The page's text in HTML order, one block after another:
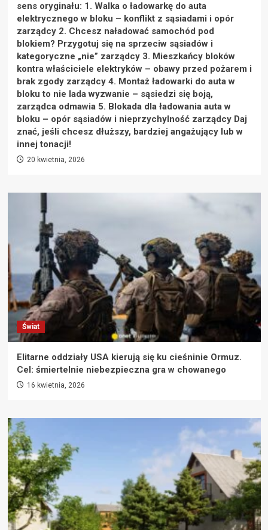
sens oryginału: 1. Walka o ładowarkę do auta
elektrycznego w bloku – konflikt z sąsiadami i opór
zarządcy 2. Chcesz naładować samochód pod
blokiem? Przygotuj się na sprzeciw sąsiadów i
kategoryczne „nie” zarządcy 3. Mieszkańcy bloków
kontra właściciele elektryków – obawy przed pożarem i
brak zgody zarządcy 4. Montaż ładowarki do auta w
bloku to nie lada wyzwanie – sąsiedzi się boją,
zarządca odmawia 5. Blokada dla ładowania auta w
bloku – opór sąsiadów i nieprzychylność zarządcy Daj
znać, jeśli chcesz dłuższy, bardziej angażujący lub w
innej tonacji!
20 kwietnia, 2026
Świat
Elitarne oddziały USA kierują się ku cieśninie Ormuz.
Cel: śmiertelnie niebezpieczna gra w chowanego
16 kwietnia, 2026